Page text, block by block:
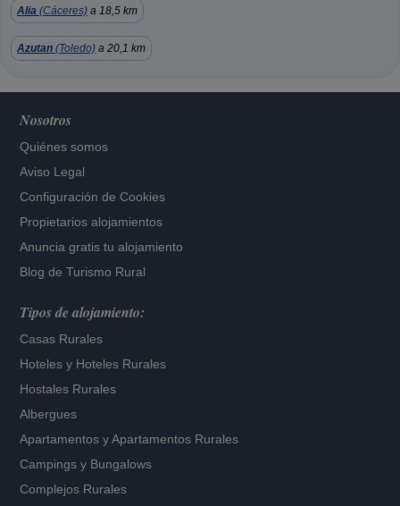
Alia (Cáceres) a 18,5 km
Azutan (Toledo) a 20,1 km
Nosotros
Quiénes somos
Aviso Legal
Configuración de Cookies
Propietarios alojamientos
Anuncia gratis tu alojamiento
Blog de Turismo Rural
Tipos de alojamiento:
Casas Rurales
Hoteles y Hoteles Rurales
Hostales Rurales
Albergues
Apartamentos yApartamentos Rurales
Campings y Bungalows
Complejos Rurales